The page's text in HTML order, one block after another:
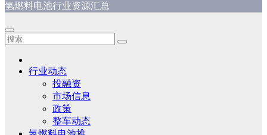
氢燃料电池行业资源汇总
行业动态
投融资
市场信息
政策
整车动态